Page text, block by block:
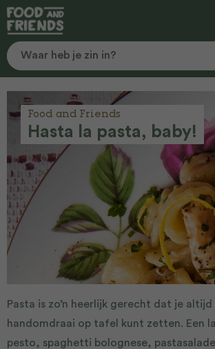
Food and Friends
Hasta la pasta, baby!
Pasta is zo’n heerlijk gerecht dat je altijd
handomdraai op tafel kunt zetten. Een
pesto, spaghetti bolognese,